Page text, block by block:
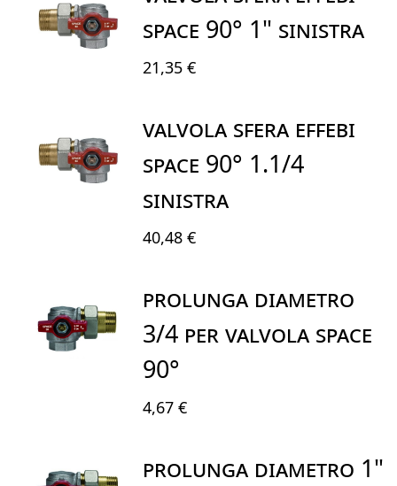
SPACE 90° 1" SINISTRA
21,35 €
VALVOLA SFERA EFFEBI
SPACE 90° 1.1/4
SINISTRA
40,48 €
PROLUNGA DIAMETRO
3/4 PER VALVOLA SPACE
90°
4,67 €
PROLUNGA DIAMETRO 1"